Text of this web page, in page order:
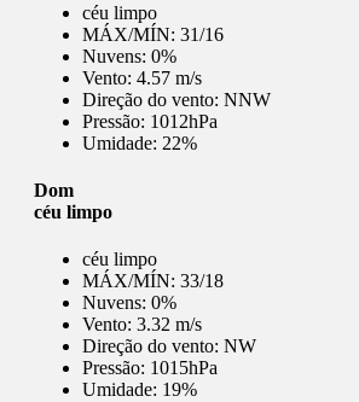
céu limpo
MÁX/MÍN: 31/16
Nuvens: 0%
Vento: 4.57 m/s
Direção do vento: NNW
Pressão: 1012hPa
Umidade: 22%
Dom
céu limpo
céu limpo
MÁX/MÍN: 33/18
Nuvens: 0%
Vento: 3.32 m/s
Direção do vento: NW
Pressão: 1015hPa
Umidade: 19%